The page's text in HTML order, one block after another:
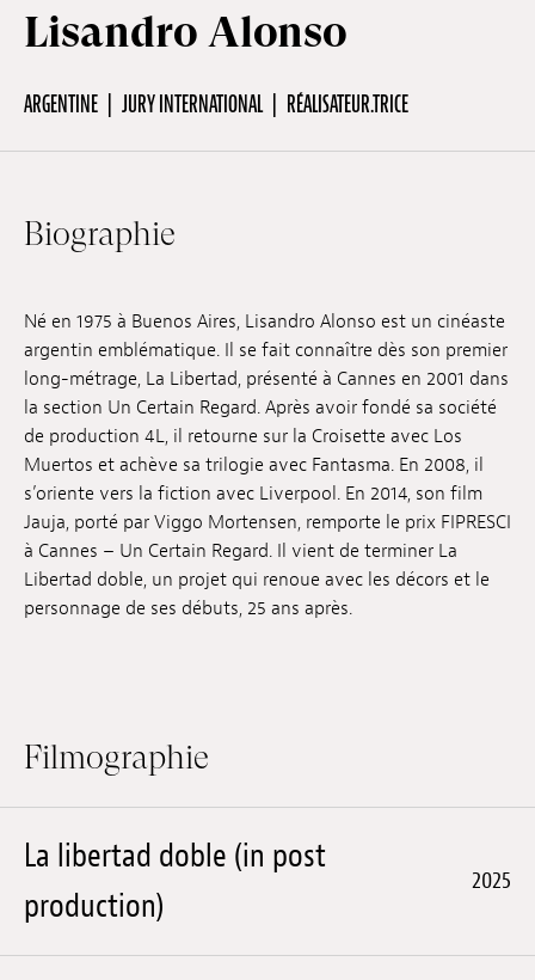
Infos pratiques
Jeune Public
Scolaire
Presse / Pro
FR EN DE
Emplois
Soumissions
Lisandro Alonso
ARGENTINE JURY INTERNATIONAL RÉALISATEUR.TRICE
Biographie
Né en 1975 à Buenos Aires, Lisandro Alonso est un cinéaste
argentin emblématique. Il se fait connaître dès son premier
long-métrage, La Libertad, présenté à Cannes en 2001 dans
la section Un Certain Regard. Après avoir fondé sa société
de production 4L, il retourne sur la Croisette avec Los
Muertos et achève sa trilogie avec Fantasma. En 2008, il
s’oriente vers la fiction avec Liverpool. En 2014, son film
Jauja, porté par Viggo Mortensen, remporte le prix FIPRESCI
à Cannes – Un Certain Regard. Il vient de terminer La
Libertad doble, un projet qui renoue avec les décors et le
personnage de ses débuts, 25 ans après.
Filmographie
La libertad doble (in post
production)
2025